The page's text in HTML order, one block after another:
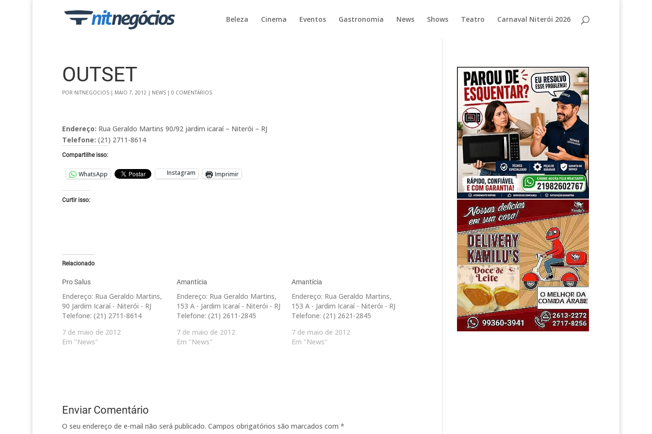
Beleza Cinema Eventos Gastronomia News Shows Teatro Carnaval Niterói 2026
OUTSET
POR NITNEGOCIOS| MAIO 7, 2012| NEWS| 0 COMENTÁRIOS
Endereço: Rua Geraldo Martins 90/92 jardim icaraí – Niterói – RJ
Telefone: (21) 2711-8614
Compartilhe isso:
WhatsApp Instagram Imprimir
Curtir isso:
Relacionado
Pro Salus
Endereço: Rua Geraldo Martins,
90 Jardim Icaraí - Niterói - RJ
Telefone: (21) 2711-8614
7 de maio de 2012
Em "News"
Amantícia
Endereço: Rua Geraldo Martins,
153 A - Jardim Icaraí - Niterói - RJ
Telefone: (21) 2611-2845
7 de maio de 2012
Em "News"
Amantícia
Endereço: Rua Geraldo Martins,
153 A - Jardim Icaraí - Niterói - RJ
Telefone: (21) 2621-2845
7 de maio de 2012
Em "News"
Enviar Comentário
O seu endereço de e-mail não será publicado. Campos obrigatórios são marcados com *